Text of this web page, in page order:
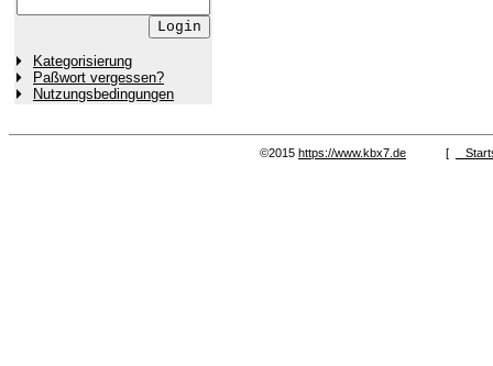
Kategorisierung
Paßwort vergessen?
Nutzungsbedingungen
©2015 https://www.kbx7.de [